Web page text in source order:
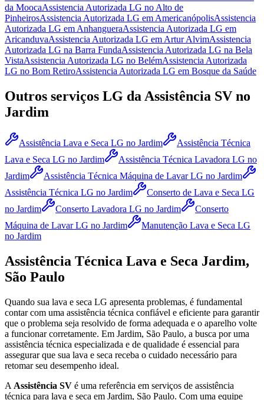
da MoocaAssistencia Autorizada LG no Alto de
PinheirosAssistencia Autorizada LG em AmericanópolisAssistencia
Autorizada LG em AnhangueraAssistencia Autorizada LG em
AricanduvaAssistencia Autorizada LG em Artur AlvimAssistencia
Autorizada LG na Barra FundaAssistencia Autorizada LG na Bela
VistaAssistencia Autorizada LG no BelémAssistencia Autorizada
LG no Bom RetiroAssistencia Autorizada LG em Bosque da Saúde
Outros serviços LG da Assistência SV no
Jardim
Assistência Lava e Seca LG no Jardim
Assistência Técnica
Lava e Seca LG no Jardim Assistência Técnica Lavadora LG no
Jardim
Assistência Técnica Máquina de Lavar LG no Jardim
Assistência Técnica LG no Jardim
Conserto de Lava e Seca LG
no Jardim
Conserto Lavadora LG no Jardim
Conserto
Máquina de Lavar LG no Jardim
Manutenção Lava e Seca LG
no Jardim
Assistência Técnica Lava e Seca Jardim,
São Paulo
Quando sua lava e seca LG apresenta problemas, é fundamental
contar com uma assistência técnica confiável e eficiente para garantir
que o problema seja resolvido de forma adequada e o aparelho volte
a funcionar corretamente. Em Jardim, São Paulo, a busca por uma
assistência técnica especializada e de qualidade é essencial para
assegurar que sua lava e seca receba o cuidado necessário para
retomar seu desempenho ideal.
A Assistência SV é uma referência em serviços de assistência
técnica para lava e seca em Jardim, São Paulo. Com uma equipe